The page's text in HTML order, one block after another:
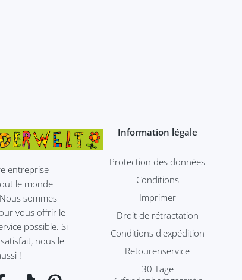
entreprise
le monde
sommes
vous offrir le
possible. Si
nous le
!
Information légale
protection des données
Conditions
imprimer
Droit de rétractation
Conditions d'expédition
Retourenservice
30 Tage